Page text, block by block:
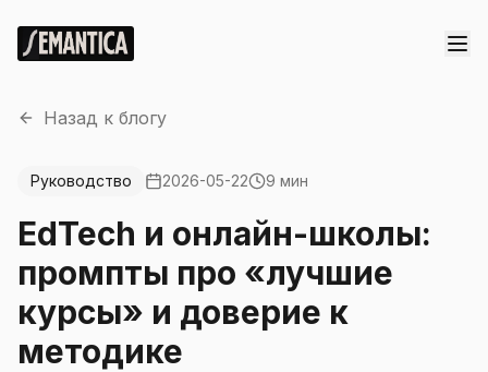
Назад к блогу
Руководство 2026-05-22 9 мин
EdTech и онлайн-школы:
промпты про «лучшие
курсы» и доверие к
методике